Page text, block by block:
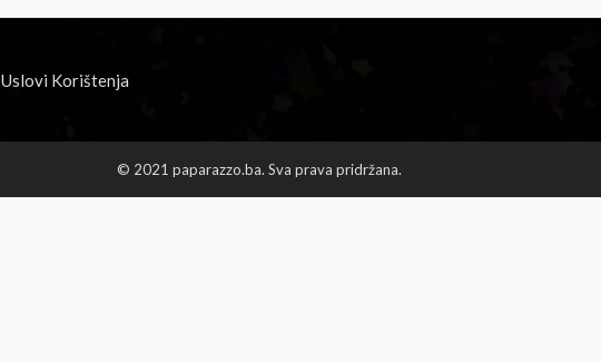
Uslovi Korištenja
© 2021 paparazzo.ba. Sva prava pridržana.